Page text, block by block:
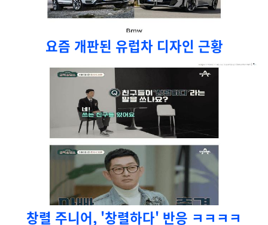
요즘 개판된 유럽차 디자인 근황
창렬 주니어, '창렬하다' 반응 ㅋㅋㅋㅋ